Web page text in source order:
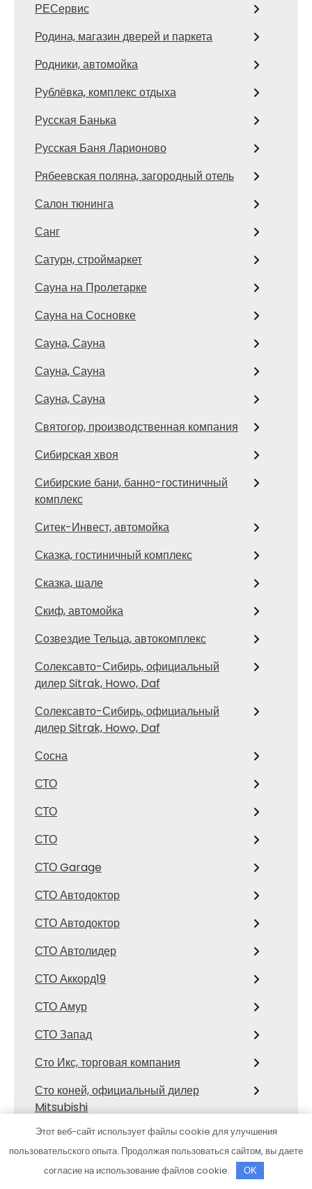
РЕСервис
Родина, магазин дверей и паркета
Родники, автомойка
Рублёвка, комплекс отдыха
Русская Банька
Русская Баня Ларионово
Рябеевская поляна, загородный отель
Салон тюнинга
Санг
Сатурн, строймаркет
Сауна на Пролетарке
Сауна на Сосновке
Сауна, Сауна
Сауна, Сауна
Сауна, Сауна
Святогор, производственная компания
Сибирская хвоя
Сибирские бани, банно-гостиничный
комплекс
Ситек-Инвест, автомойка
Сказка, гостиничный комплекс
Сказка, шале
Скиф, автомойка
Созвездие Тельца, автокомплекс
Солексавто-Сибирь, официальный
дилер Sitrak, Howo, Daf
Солексавто-Сибирь, официальный
дилер Sitrak, Howo, Daf
Сосна
СТО
СТО
СТО
СТО Garage
СТО Автодоктор
СТО Автодоктор
СТО Автолидер
СТО Аккорд19
СТО Амур
СТО Запад
Сто Икс, торговая компания
Сто коней, официальный дилер
Mitsubishi
СТО Космос
Сулак, гостиничный комплекс
Этот веб-сайт использует файлы cookie для улучшения
пользовательского опыта. Продолжая пользоваться сайтом, вы даете
согласие на использование файлов cookie.
OK